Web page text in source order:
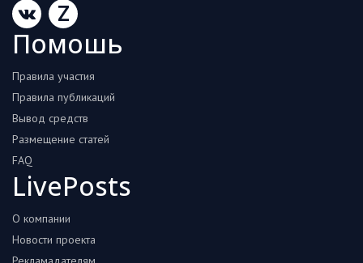
Z
Помошь
Правила участия
Правила публикаций
Вывод средств
Размещение статей
FAQ
LivePosts
О компании
Новости проекта